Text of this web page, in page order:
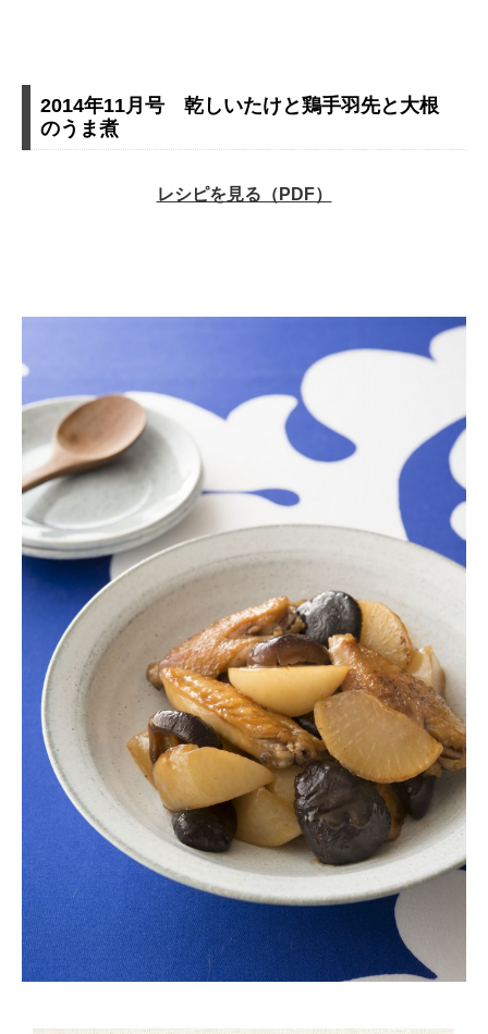
2014年11月号 乾しいたけと鶏手羽先と大根
のうま煮
レシピを見る（PDF）